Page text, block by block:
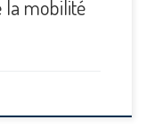
la mobilité